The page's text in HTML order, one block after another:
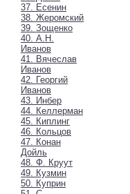
37. Есенин
38. Жеромский
39. Зощенко
40. А.Н.
Иванов
41. Вячеслав
Иванов
42. Георгий
Иванов
43. Инбер
44. Келлерман
45. Киплинг
46. Кольцов
47. Конан
Дойль
48. Ф. Круут
49. Кузмин
50. Куприн